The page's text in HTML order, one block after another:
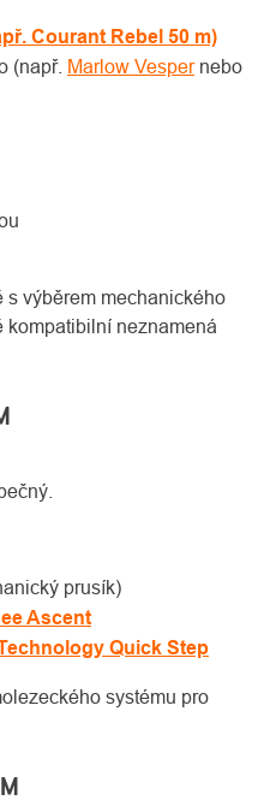
Courant Rebel 50 m)
(např. Marlow Vespernebo
s výběrem mechanického
kompatibilní neznamená
prusík)
Ascent
Quick Step
systému pro